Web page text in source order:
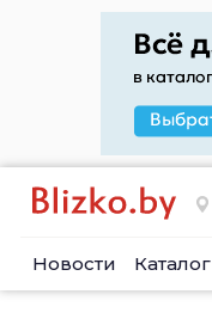
Новости Каталог